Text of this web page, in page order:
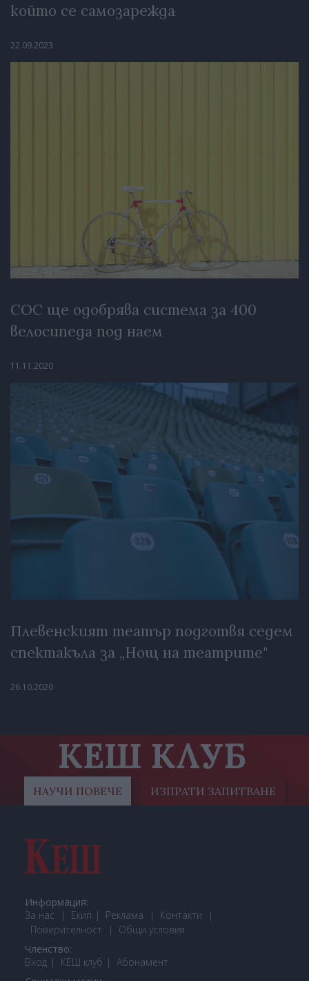
който се самозарежда
22.09.2023
СОС ще одобрява система за 400
велосипеда под наем
11.11.2020
Плевенският театър подготвя седем
спектакъла за „Нощ на театрите"
26.10.2020
КЕШ КЛУБ
НАУЧИ ПОВЕЧЕ ИЗПРАТИ ЗАПИТВАНЕ
Информация:
За нас
Екип Реклама
Контакти
Поверителност
Общи условия
Членство:
Вход
КЕШ клуб Абонамент